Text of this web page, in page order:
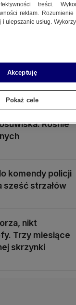
wodą, lawą.
ocalałych
powódź",
liczba ofiar,
Rośnie
komendy policji
sześć strzałów
nikt
Trzy miesiące
skrzynki
treści.
reklam.
ulepszanie usług.
Akceptuję
Pokaż cele